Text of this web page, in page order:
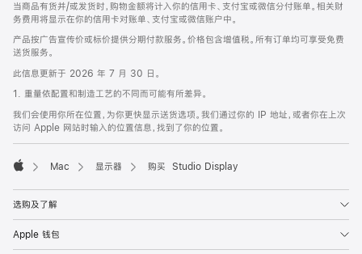
当商品有货并/或发货时，购物金额将计入你的信用卡、支付宝或微信分付账单。相关财
务费用将显示在你的信用卡对账单、支付宝或微信账户中。
产品按广告宣传价或标价提供分期付款服务。价格包含增值税。所有订单均可享受免费
送货服务。
此信息更新于 2026 年 7 月 30 日。
1. 重量依配置和制造工艺的不同而可能有所差异。
我们会使用你所在位置，为你更快显示送货选项。我们通过你的 IP 地址，或者你在上次
访问 Apple 网站时输入的位置信息，找到了你的位置。
Mac 显示器 购买 Studio Display
选购及了解
Apple 钱包